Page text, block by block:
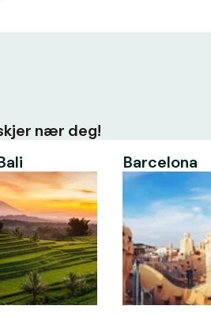
nær deg!
Barcelona